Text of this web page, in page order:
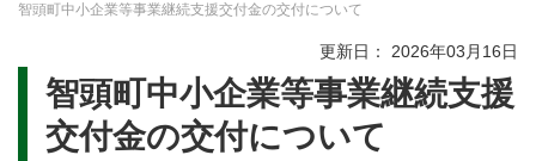
智頭町中小企業等事業継続支援交付金の交付について
更新日： 2026年03月16日
智頭町中小企業等事業継続支援
交付金の交付について